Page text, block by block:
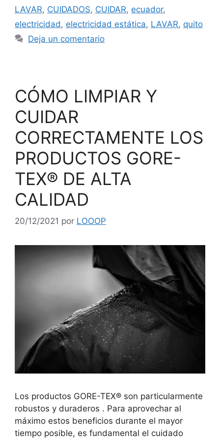
LAVAR, CUIDADOS, CUIDAR, ecuador,
electricidad , electricidad estática, LAVAR, quito
Deja un comentario
CÓMO LIMPIAR Y
CUIDAR
CORRECTAMENTE LOS
PRODUCTOS GORE-
TEX® DE ALTA
CALIDAD
20/12/2021 por LOOOP
Los productos GORE-TEX® son particularmente
robustos y duraderos . Para aprovechar al
máximo estos beneficios durante el mayor
tiempo posible, es fundamental el cuidado